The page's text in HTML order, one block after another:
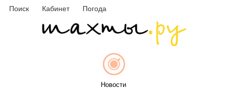
Поиск Кабинет Погода
Новости